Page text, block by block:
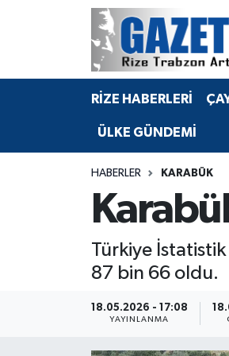
RİZE HABERLERİ
ÜLKE GÜNDEMİ
HABERLER KARABÜK
Türkiye İstatistik
87 bin 66 oldu.
18.05.2026 - 17:08
YAYINLANMA
BÖLGEMİZ
Bilim Teknoloji
Advertising news
Merkez Nöbetçi Eczaneler
Merkez Hava Durumu
Merkez Trafik Yoğunluk
Tüm Manşetler
Son Dakika Haberleri
Haber Arşivi